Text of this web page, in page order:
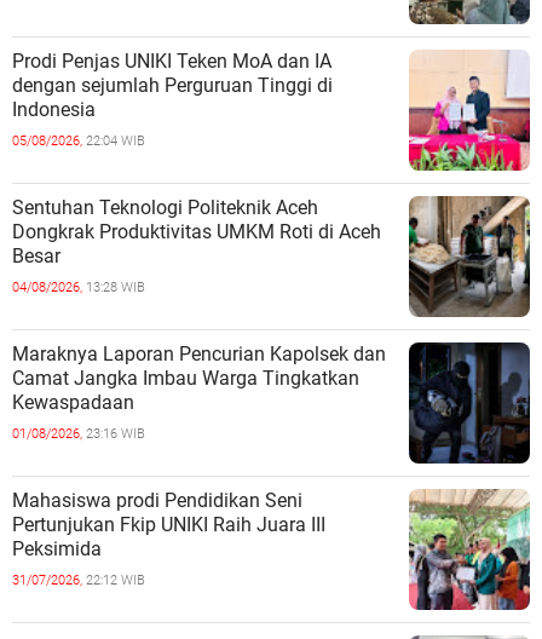
Prodi Penjas UNIKI Teken MoA dan IA
dengan sejumlah Perguruan Tinggi di
Indonesia
05/08/2026, 22:04 WIB
Sentuhan Teknologi Politeknik Aceh
Dongkrak Produktivitas UMKM Roti di Aceh
Besar
04/08/2026, 13:28 WIB
Maraknya Laporan Pencurian Kapolsek dan
Camat Jangka Imbau Warga Tingkatkan
Kewaspadaan
01/08/2026, 23:16 WIB
Mahasiswa prodi Pendidikan Seni
Pertunjukan Fkip UNIKI Raih Juara III
Peksimida
31/07/2026, 22:12 WIB